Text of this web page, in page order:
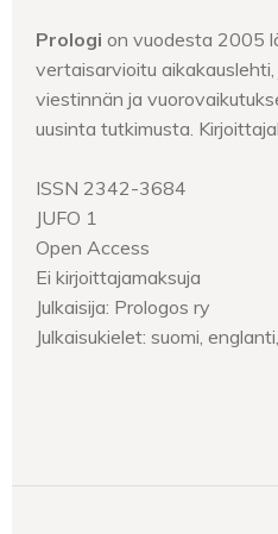
Prologi on vuodesta 2005
vertaisarvioitu
viestinnän ja
uusinta tutkimusta.
ISSN 2342-3684
JUFO 1
Open Access
Ei kirjoittajamaksuja
Julkaisija: Prologos ry
Julkaisukielet: suomi,